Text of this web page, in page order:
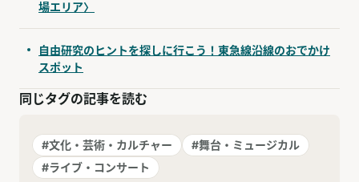
場エリア〉
自由研究のヒントを探しに行こう！東急線沿線のおでかけ
スポット
同じタグの記事を読む
#文化・芸術・カルチャー
#舞台・ミュージカル
#ライブ・コンサート